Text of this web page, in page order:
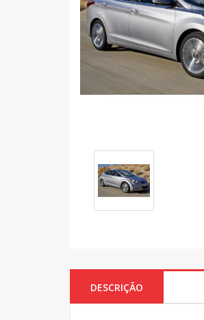
DESCRIÇÃO